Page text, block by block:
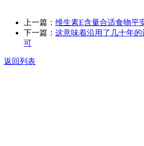
上一篇： 维生素E含量合适食物平
下一篇： 这意味着沿用了几十年
可
返回列表